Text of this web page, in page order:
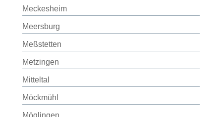
Meckesheim
Meersburg
Meßstetten
Metzingen
Mitteltal
Möckmühl
Möglingen